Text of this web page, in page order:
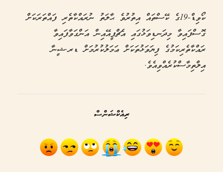
ކޯވިޑް-19ގެ ކޭސްތައް އިތުރުވެ ޙާލަތު ނުރައްކާތެރި ފައްތަރަކަށް
ގޮސްފައިވާ މިދަނޑިވަޅުގައި އެޗްޕީއޭއިން އަންގަވާފައިވާ
ރައްކާތެރިކަމުގެ ފިޔަވަޅުތަކަށް ޢަމަލުކުރުމަށް ޑރ.ޝީނާ
އިލްތިމާސްކުރެއްވިއެވެ.
ރިއެކްޝަންސް